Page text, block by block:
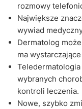
rozmowy
Największe
wywiad
Dermatolog
ma
wybranych
kontroli leczenia.
Nowe, szybko